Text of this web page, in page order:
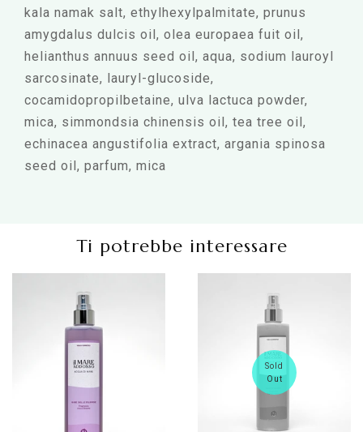
kala namak salt, ethylhexylpalmitate, prunus
amygdalus dulcis oil, olea europaea fuit oil,
helianthus annuus seed oil, aqua, sodium lauroyl
sarcosinate, lauryl-glucoside,
cocamidopropilbetaine, ulva lactuca powder,
mica, simmondsia chinensis oil, tea tree oil,
echinacea angustifolia extract, argania spinosa
seed oil, parfum, mica
Ti potrebbe interessare
Sold
Out